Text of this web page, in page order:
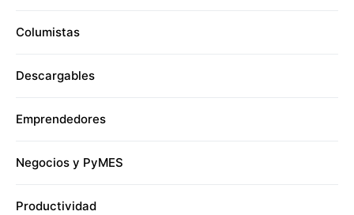
Columistas
Descargables
Emprendedores
Negocios y PyMES
Productividad